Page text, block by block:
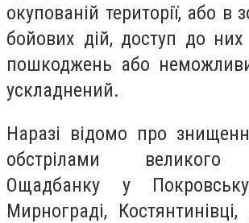
окупованій території, або в
бойових дій, доступ до них
пошкоджень або
ускладнений.
Наразі відомо про
обстрілами великого
Ощадбанку у
Мирнограді,